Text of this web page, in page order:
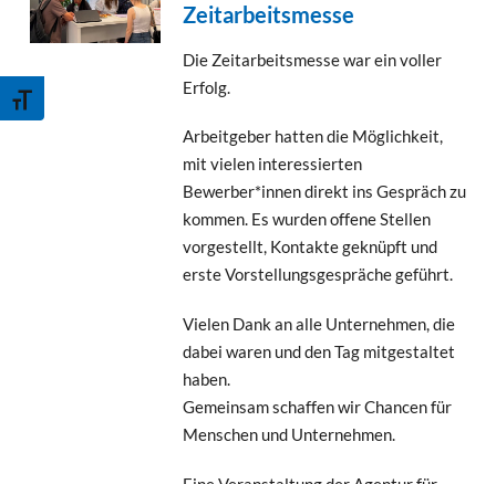
Schrift vergrößern
Zeitarbeitsmesse
Die Zeitarbeitsmesse war ein voller
Erfolg.
Arbeitgeber hatten die Möglichkeit,
mit vielen interessierten
Bewerber*innen direkt ins Gespräch zu
kommen. Es wurden offene Stellen
vorgestellt, Kontakte geknüpft und
erste Vorstellungsgespräche geführt.
Vielen Dank an alle Unternehmen, die
dabei waren und den Tag mitgestaltet
haben.
Gemeinsam schaffen wir Chancen für
Menschen und Unternehmen.